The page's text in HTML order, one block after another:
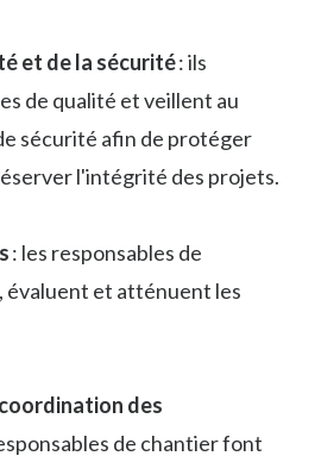
et de la sécurité: ils
de qualité et veillent au
sécurité afin de protéger
l'intégrité des projets.
: les responsables de
et atténuent les
des
de chantier font